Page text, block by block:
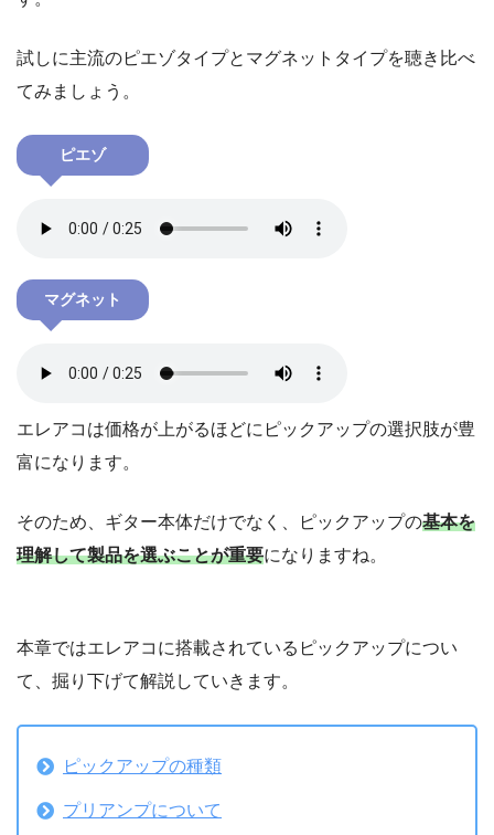
試しに主流のピエゾタイプとマグネットタイプを聴き比べ
てみましょう。
ピエゾ
マグネット
エレアコは価格が上がるほどにピックアップの選択肢が豊
富になります。
そのため、ギター本体だけでなく、ピックアップの基本を
理解して製品を選ぶことが重要になりますね。
本章ではエレアコに搭載されているピックアップについ
て、掘り下げて解説していきます。
ピックアップの種類
プリアンプについて